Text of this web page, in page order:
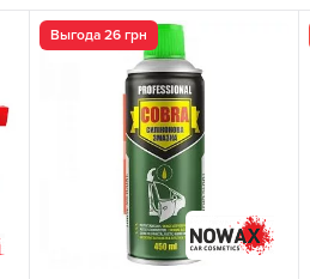
Выгода 26 грн